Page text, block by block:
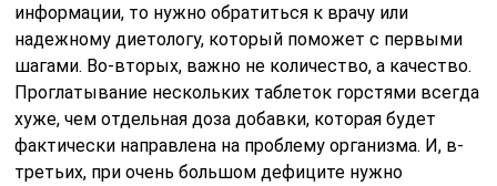
информации, то нужно обратиться к врачу или
надежному диетологу, который поможет с первыми
шагами. Во-вторых, важно не количество, а качество.
Проглатывание нескольких таблеток горстями всегда
хуже, чем отдельная доза добавки, которая будет
фактически направлена на проблему организма. И, в-
третьих, при очень большом дефиците нужно